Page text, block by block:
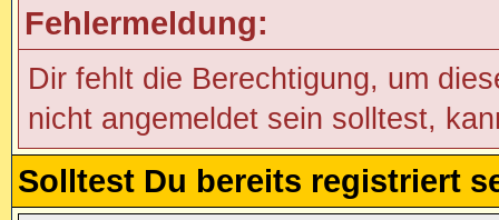
Fehlermeldung:
Dir fehlt die Berechtigung, um
nicht angemeldet sein solltest,
Solltest Du bereits registriert